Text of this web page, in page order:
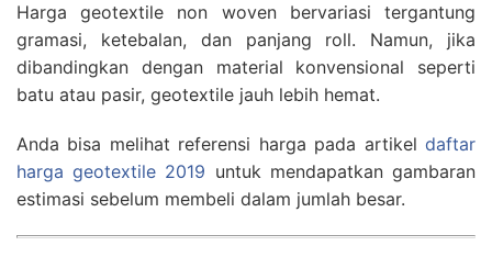
Harga geotextile non woven bervariasi tergantung
gramasi, ketebalan, dan panjang roll. Namun, jika
dibandingkan dengan material konvensional seperti
batu atau pasir, geotextile jauh lebih hemat.
Anda bisa melihat referensi harga pada artikel daftar
harga geotextile 2019 untuk mendapatkan gambaran
estimasi sebelum membeli dalam jumlah besar.